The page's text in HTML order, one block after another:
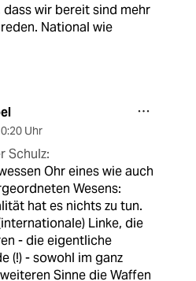
wir bereit sind mehr
National wie
Uhr
Schulz:
Ohr eines wie auch
Wesens:
hat es nichts zu tun.
Linke, die
- die eigentliche
(!) - sowohl im ganz
Sinne die Waffen